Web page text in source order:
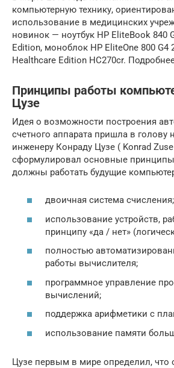
компьютерную технику,
использование в медицинских
новинок — ноутбук HP EliteBook 840
Edition, моноблок HP EliteOne 800 G4
Healthcare Edition HC270cr.
Принципы работы
Цузе
Идея о возможности построения
счетного аппарата пришла в голову
инженеру Конраду Цузе ( Konrad
сформулировал основные
должны работать будущие
двоичная система счисления;
использование устройств,
принципу «да / нет»
полностью
работы вычислителя;
программное управление
вычислений;
поддержка арифметики с
использование памяти
Цузе первым в мире определил, что